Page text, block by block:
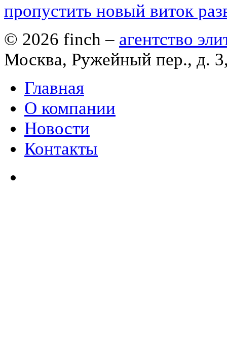
пропустить новый виток
© 2026 finch – агентство
Москва, Ружейный пер., д.
Главная
О компании
Новости
Контакты